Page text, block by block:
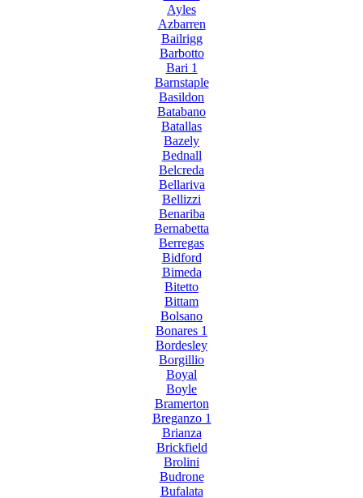
Ayles
Azbarren
Bailrigg
Barbotto
Bari 1
Barnstaple
Basildon
Batabano
Batallas
Bazely
Bednall
Belcreda
Bellariva
Bellizzi
Benariba
Bernabetta
Berregas
Bidford
Bimeda
Bitetto
Bittam
Bolsano
Bonares 1
Bordesley
Borgillio
Boyal
Boyle
Bramerton
Breganzo 1
Brianza
Brickfield
Brolini
Budrone
Bufalata